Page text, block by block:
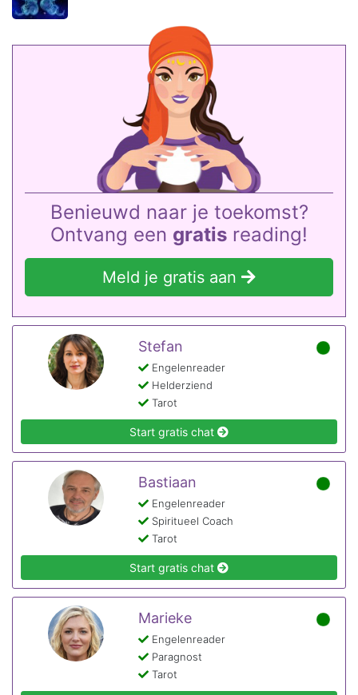
Benieuwd naar je toekomst?
Ontvang een gratis reading!
Meld je gratis aan
Stefan
Engelenreader
Helderziend
Tarot
Start gratis chat
Bastiaan
Engelenreader
Spiritueel Coach
Tarot
Start gratis chat
Marieke
Engelenreader
Paragnost
Tarot